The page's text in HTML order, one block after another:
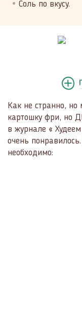
Соль по вкусу.
Как не странно, но
картошку фри, но
в журнале «
очень
необходимо: